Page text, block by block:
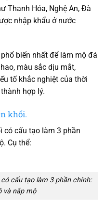
Thanh Hóa, Nghệ An, Đà
nhập khẩu ở nước
biến nhất để làm mộ đá
màu sắc dịu mắt,
tố khắc nghiệt của thời
hợp lý.
khối.
có cấu tạo làm 3 phần
Cụ thể:
cấu tạo làm 3 phần chính:
và nắp mộ